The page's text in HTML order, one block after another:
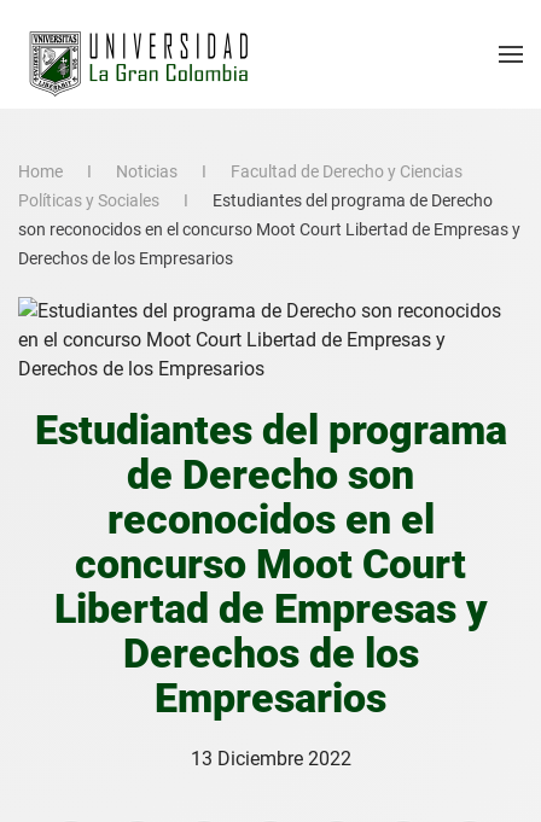
Home Noticias
Facultad de Derecho y Ciencias
Políticas y Sociales
Estudiantes del programa de Derecho
son reconocidos en el concurso Moot Court Libertad de Empresas y
Derechos de los Empresarios
Estudiantes del programa
de Derecho son
reconocidos en el
concurso Moot Court
Libertad de Empresas y
Derechos de los
Empresarios
13 Diciembre 2022